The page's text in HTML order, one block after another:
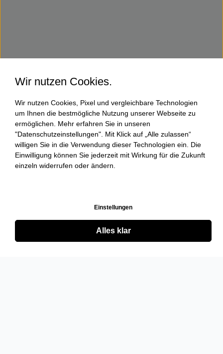
Wir nutzen Cookies.
Wir nutzen Cookies, Pixel und vergleichbare Technologien
um Ihnen die bestmögliche Nutzung unserer Webseite zu
ermöglichen. Mehr erfahren Sie in unseren
"Datenschutzeinstellungen". Mit Klick auf „Alle zulassen“
willigen Sie in die Verwendung dieser Technologien ein. Die
Einwilligung können Sie jederzeit mit Wirkung für die Zukunft
einzeln widerrufen oder ändern.
Einstellungen
Alles klar